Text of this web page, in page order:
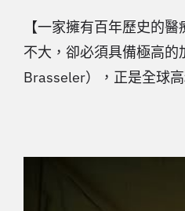
【一家擁有百年歷史的
不大，卻必須具備極高
Brasseler），正是全球